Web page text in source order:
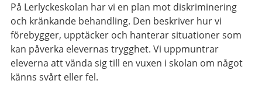
På Lerlyckeskolan har vi en plan mot diskriminering
och kränkande behandling. Den beskriver hur vi
förebygger, upptäcker och hanterar situationer som
kan påverka elevernas trygghet. Vi uppmuntrar
eleverna att vända sig till en vuxen i skolan om något
känns svårt eller fel.